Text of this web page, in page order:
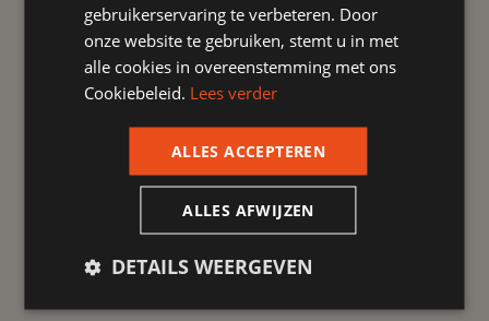
gemaakte reiskosten
Je oude dag…deelname aan
Pensioenfonds Horeca & Catering
Personeelsmaaltijden en drankjes
Kerstpakket
Leuke personeelsuitjes en natuurlijk
de jaarlijkse SOM-nieuwjaarsborrel
gebruikerservaring te verbeteren. Door
onze website te gebruiken, stemt u in met
alle cookies in overeenstemming met ons
Cookiebeleid. Lees verder
ALLES ACCEPTEREN
ALLES AFWIJZEN
DETAILS WEERGEVEN